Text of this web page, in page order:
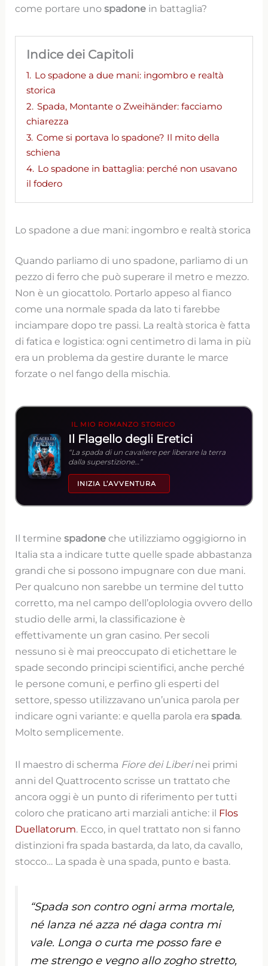
come portare unospadone in battaglia?
Indice dei Capitoli
1. Lo spadone a due mani: ingombro e realtà
storica
2. Spada, Montante o Zweihänder: facciamo
chiarezza
3. Come si portava lo spadone? Il mito della
schiena
4. Lo spadone in battaglia: perché non usavano
il fodero
Lo spadone a due mani: ingombro e realtà storica
Quando parliamo di uno spadone, parliamo di un
pezzo di ferro che può superare il metro e mezzo.
Non è un giocattolo. Portarlo appeso al fianco
come una normale spada da lato ti farebbe
inciampare dopo tre passi. La realtà storica è fatta
di fatica e logistica: ogni centimetro di lama in più
era un problema da gestire durante le marce
forzate o nel fango della mischia.
IL MIO ROMANZO STORICO
Il Flagello degli Eretici
“La spada di un cavaliere per liberare la terra
dalla superstizione…”
INIZIA L’AVVENTURA
Il terminespadoneche utilizziamo oggigiorno in
Italia sta a indicare tutte quelle spade abbastanza
grandi che si possono impugnare con due mani.
Per qualcuno non sarebbe un termine del tutto
corretto, ma nel campo dell’oplologia ovvero dello
studio delle armi, la classificazione è
effettivamente un gran casino. Per secoli
nessuno si è mai preoccupato di etichettare le
spade secondo principi scientifici, anche perché
le persone comuni, e perfino gli esperti del
settore, spesso utilizzavano un’unica parola per
indicare ogni variante: e quella parola eraspada.
Molto semplicemente.
Il maestro di scherma Fiore dei Liberinei primi
anni del Quattrocento scrisse un trattato che
ancora oggi è un punto di riferimento per tutti
coloro che praticano arti marziali antiche: il Flos
Duellatorum. Ecco, in quel trattato non si fanno
distinzioni fra spada bastarda, da lato, da cavallo,
stocco… La spada è una spada, punto e basta.
“Spada son contro ogni arma mortale,
né lanza né azza né daga contra mi
vale. Longa o curta me posso fare e
me strengo e vegno allo zogho stretto,